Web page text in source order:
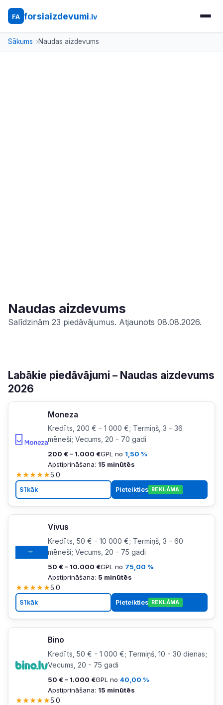
FA forsiaizdevumi.lv
Sākums Naudas aizdevums
Naudas aizdevums
Salīdzinām 23 piedāvājumus. Atjaunots 08.08.2026.
Labākie piedāvājumi – Naudas aizdevums
2026
Moneza
Kredīts, 200 € - 1 000 €; Termiņš, 3 - 36
mēneši; Vecums, 20 - 70 gadi
200 € – 1.000 €GPL no 1,50 %
Apstiprināšana: 15 minūtēs
★★★★★5.0
Sīkāk Pieteikties REKLĀMA
Vivus
Kredīts, 50 € - 10 000 €; Termiņš, 3 - 60
mēneši; Vecums, 20 - 75 gadi
50 € – 10.000 €GPL no 75,00 %
Apstiprināšana: 5 minūtēs
★★★★★5.0
Sīkāk Pieteikties REKLĀMA
Bino
Kredīts, 50 € - 1 000 €; Termiņš, 10 - 30 dienas;
Vecums, 20 - 75 gadi
50 € – 1.000 €GPL no 40,00 %
Apstiprināšana: 15 minūtēs
★★★★★5.0